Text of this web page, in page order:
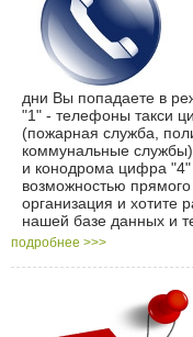
дни Вы попадаете в
"1" - телефоны такси
(пожарная служба,
коммунальные
и конодрома цифра "4"
возможностью
организация и хотите
нашей базе данных и
подробнее >>>